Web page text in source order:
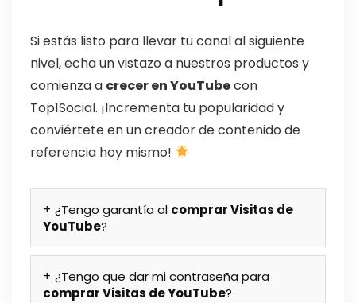
Si estás listo para llevar tu canal al siguiente
nivel, echa un vistazo a nuestros productos y
comienza a crecer en YouTubecon
Top1Social. ¡Incrementa tu popularidad y
conviértete en un creador de contenido de
referencia hoy mismo!
¿Tengo garantía al comprar Visitas de
YouTube?
¿Tengo que dar mi contraseña para
comprar Visitas de YouTube?